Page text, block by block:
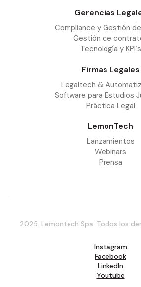
Gerencias
Compliance y Gestión
Gestión de
Tecnología y KPI´s
Firmas Legales
Legaltech &
Software para Estudios
Práctica Legal
LemonTech
Lanzamientos
Webinars
Prensa
2025. Lemontech Spa. Todos los
Instagram
Facebook
LinkedIn
Youtube